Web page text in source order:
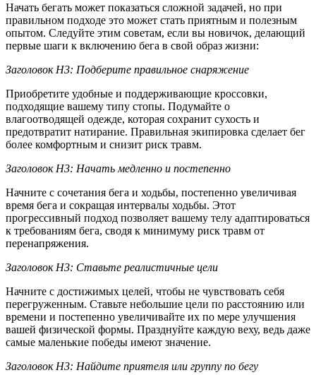
Начать бегать может показаться сложной задачей, но при
правильном подходе это может стать приятным и полезным
опытом. Следуйте этим советам, если вы новичок, делающий
первые шаги к включению бега в свой образ жизни:
Заголовок H3: Подберите правильное снаряжение
Приобретите удобные и поддерживающие кроссовки,
подходящие вашему типу стопы. Подумайте о
влагоотводящей одежде, которая сохранит сухость и
предотвратит натирание. Правильная экипировка сделает бег
более комфортным и снизит риск травм.
Заголовок H3: Начать медленно и постепенно
Начните с сочетания бега и ходьбы, постепенно увеличивая
время бега и сокращая интервалы ходьбы. Этот
прогрессивный подход позволяет вашему телу адаптироваться
к требованиям бега, сводя к минимуму риск травм от
перенапряжения.
Заголовок H3: Ставьте реалистичные цели
Начните с достижимых целей, чтобы не чувствовать себя
перегруженным. Ставьте небольшие цели по расстоянию или
времени и постепенно увеличивайте их по мере улучшения
вашей физической формы. Празднуйте каждую веху, ведь даже
самые маленькие победы имеют значение.
Заголовок H3: Найдите приятеля или группу по бегу